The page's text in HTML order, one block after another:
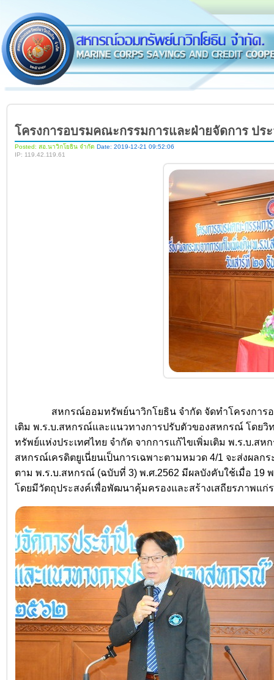
โครงการอบรมคณะกรรมการและฝ่ายจัดการ ประ
Posted: สอ.นาวิกโยธิน จำกัด Date: 2019-12-21 09:52:06
IP: 119.42.119.61
สหกรณ์ออมทรัพย์นาวิกโยธิน จำกัด จัดทำโครงการอบร
เติม พ.ร.บ.สหกรณ์และแนวทางการปรับตัวของสหกรณ์ โดย
ทรัพย์แห่งประเทศไทย จำกัด จากการแก้ไขเพิ่มเติม พ.ร.บ.
สหกรณ์เครดิตยูเนี่ยนเป็นการเฉพาะตามหมวด 4/1 จะส่งผล
ตาม พ.ร.บ.สหกรณ์ (ฉบับที่ 3) พ.ศ.2562 มีผลบังคับใช้เมื่อ
โดยมีวัตถุประสงค์เพื่อพัฒนาคุ้มครองและสร้างเสถียรภาพแ